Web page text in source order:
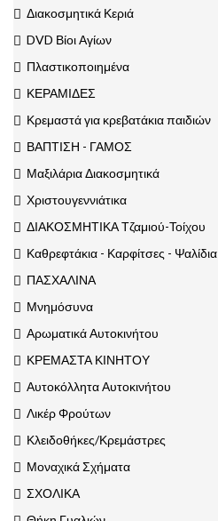
Διακοσμητικά Κεριά
DVD Βίοι Αγίων
Πλαστικοποιημένα
ΚΕΡΑΜΙΔΕΣ
Κρεμαστά για κρεβατάκια παιδιών
ΒΑΠΤΙΣΗ - ΓΑΜΟΣ
Μαξιλάρια Διακοσμητικά
Χριστουγεννιάτικα
ΔΙΑΚΟΣΜΗΤΙΚΑ Τζαμιού-Τοίχου
Καθρεφτάκια - Καρφίτσες - Ψαλίδια
ΠΑΣΧΑΛΙΝΑ
Μνημόσυνα
Αρωματικά Αυτοκινήτου
ΚΡΕΜΑΣΤΑ ΚΙΝΗΤΟΥ
Αυτοκόλλητα Αυτοκινήτου
Λικέρ Φρούτων
Κλειδοθήκες/Κρεμάστρες
Μοναχικά Σχήματα
ΣΧΟΛΙΚΑ